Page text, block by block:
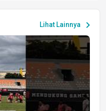
Lihat Lainnyachevron_right